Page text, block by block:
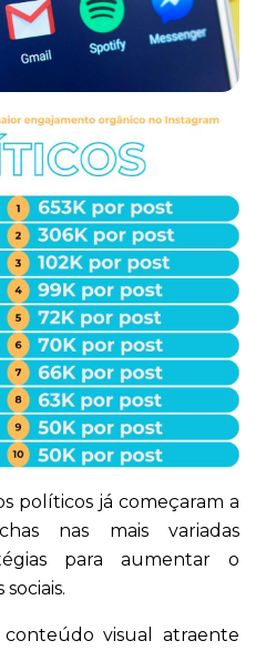
políticos já começaram a
nas mais variadas
para aumentar o
visual atraente